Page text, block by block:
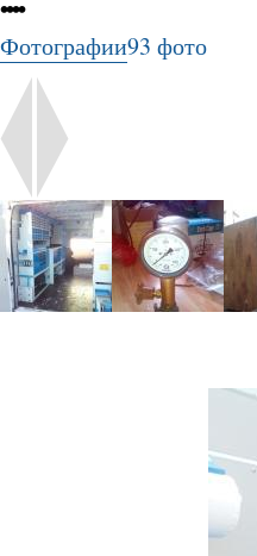
••••
Фотографии93 фото